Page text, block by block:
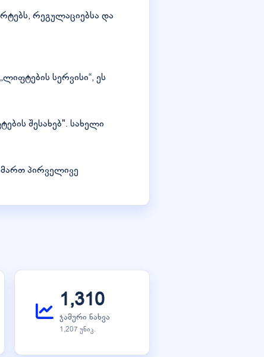
რეგულაციებსა და
სერვისი“, ეს
შესახებ". სახელი
პირველივე
1,310
ჯამური ნახვა
1,207 უნიკ.